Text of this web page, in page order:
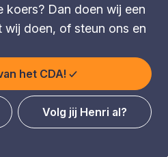
koers? Dan doen wij een
wij doen, of steun ons en
het CDA!
Volg jij Henri al?